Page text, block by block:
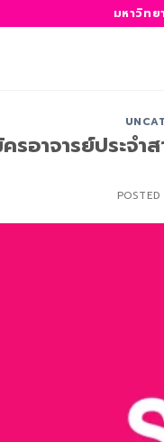
มหาวิท
รอาจารย์ประจ